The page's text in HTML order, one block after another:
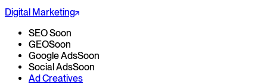
Digital Marketing
SEOSoon
GEOSoon
Google AdsSoon
Social AdsSoon
Ad Creatives